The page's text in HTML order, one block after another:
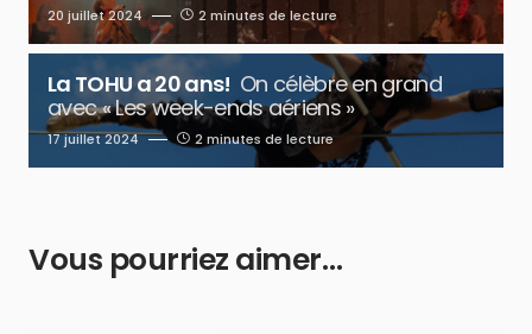
20 juillet 2024 2 minutes de lecture
La TOHU a 20 ans! On célèbre en grand
avec « Les week-ends aériens »
17 juillet 2024 2 minutes de lecture
Vous pourriez aimer…